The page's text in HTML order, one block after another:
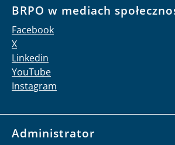
BRPO w mediach
Facebook
X
Linkedin
YouTube
Instagram
Administrator